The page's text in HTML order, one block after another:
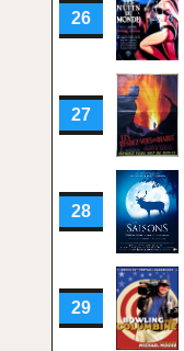
26
27
28
29